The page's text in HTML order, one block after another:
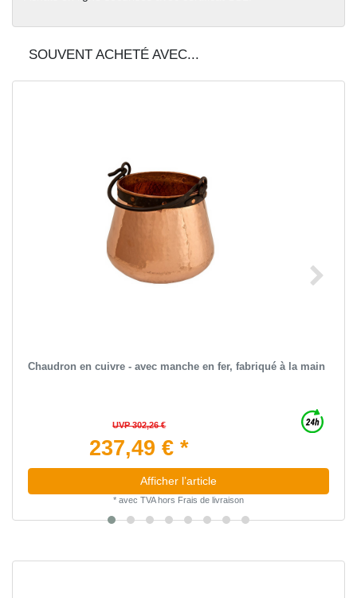
SOUVENT ACHETÉ AVEC...
Chaudron en cuivre - avec manche en fer, fabriqué à la main
UVP 302,26 €
237,49 € *
Afficher l’article
* avec TVAhors Frais de livraison